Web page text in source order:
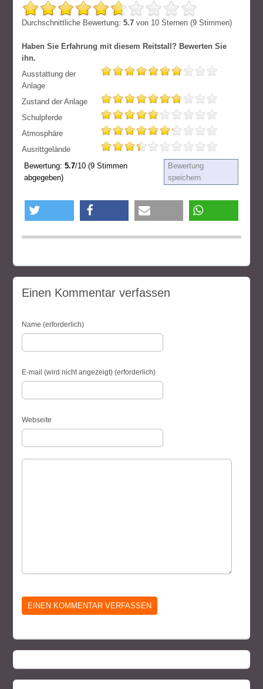
Durchschnittliche Bewertung:5.7 von 10 Sternen (9 Stimmen)
Haben Sie Erfahrung mit diesem Reitstall? Bewerten Sie
ihn.
Ausstattung der
Anlage
Zustand der Anlage
Schulpferde
Atmosphäre
Ausrittgelände
Bewertung:5.7/10 (9 Stimmen
abgegeben)
Bewertung
speichern
twittern teilen e-mail teilen
Einen Kommentar verfassen
Name (erforderlich)
E-mail (wird nicht angezeigt) (erforderlich)
Webseite